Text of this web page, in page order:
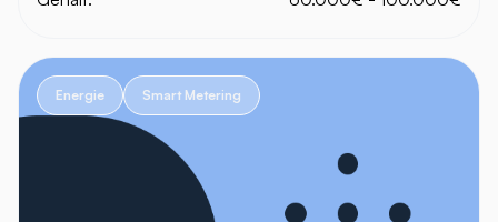
Energie Smart Metering